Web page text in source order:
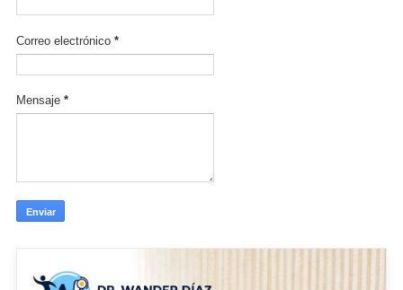
Correo electrónico *
Mensaje *